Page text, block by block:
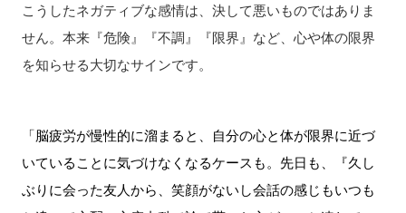
こうしたネガティブな感情は、決して悪いものではありま
せん。本来『危険』『不調』『限界』など、心や体の限界
を知らせる大切なサインです。
「脳疲労が慢性的に溜まると、自分の心と体が限界に近づ
いていることに気づけなくなるケースも。先日も、『久し
ぶりに会った友人から、笑顔がないし会話の感じもいつも